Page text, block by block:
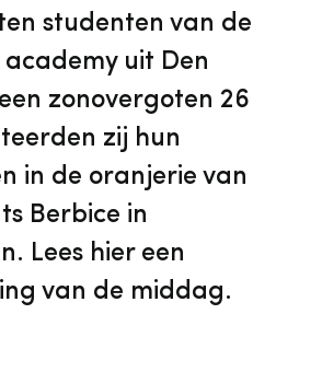
Zuid-Holland
Monumentenwacht
meer over ons
studenten van de
academy uit Den
zonovergoten 26
zij hun
in de oranjerie van
Berbice in
Lees hier een
van de middag.